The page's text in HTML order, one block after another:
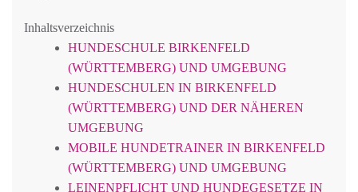
Inhaltsverzeichnis
HUNDESCHULE BIRKENFELD
(WÜRTTEMBERG) UND UMGEBUNG
HUNDESCHULEN IN BIRKENFELD
(WÜRTTEMBERG) UND DER NÄHEREN
UMGEBUNG
MOBILE HUNDETRAINER IN BIRKENFELD
(WÜRTTEMBERG) UND UMGEBUNG
LEINENPFLICHT UND HUNDEGESETZE IN